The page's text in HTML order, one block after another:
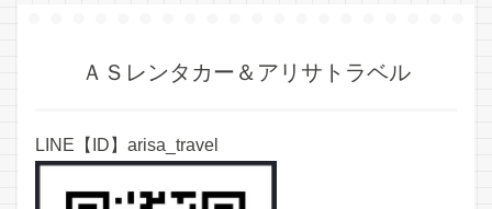
ＡＳレンタカー＆アリサトラベル
LINE【ID】arisa_travel